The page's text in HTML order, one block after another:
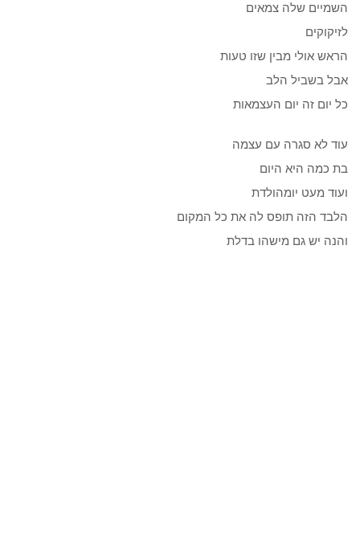
השמיים שלה צמאים
לזיקוקים
הראש אולי מבין שזו טעות
אבל בשביל הלב
כל יום זה יום העצמאות
עוד לא סגרה עם עצמה
בת כמה היא היום
ועוד מעט יומהולדת
הלבד הזה תופס לה את כל המקום
והנה יש גם מישהו בדלת